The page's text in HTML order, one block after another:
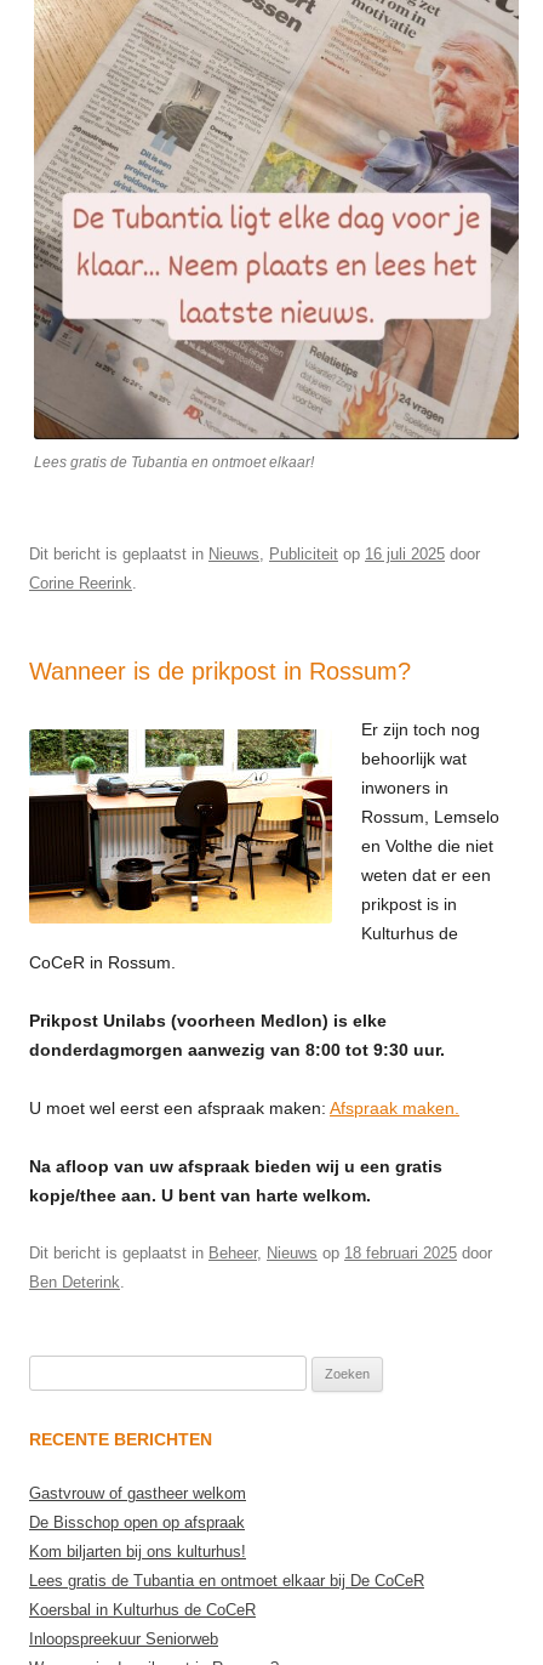
Lees gratis de Tubantia en ontmoet elkaar!
Dit bericht is geplaatst in Nieuws Publiciteit op 16 juli 2025 door
Corine Reerink
Wanneer is de prikpost in Rossum?
Er zijn toch nog
behoorlijk wat
inwoners in
Rossum, Lemselo
en Volthe die niet
weten dat er een
prikpost is in
Kulturhus de
CoCeR in Rossum.
Prikpost Unilabs (voorheen Medlon) is elke
donderdagmorgen aanwezig van 8:00 tot 9:30 uur.
U moet wel eerst een afspraak maken: Afspraak maken.
Na afloop van uw afspraak bieden wij u een gratis
kopje/thee aan. U bent van harte welkom.
Dit bericht is geplaatst in Beheer, Nieuws op 18 februari 2025 door
Ben Deterink
RECENTE BERICHTEN
Gastvrouw of gastheer welkom
De Bisschop open op afspraak
Kom biljarten bij ons kulturhus!
Lees gratis de Tubantia en ontmoet elkaar bij De CoCeR
Koersbal in Kulturhus de CoCeR
Inloopspreekuur Seniorweb